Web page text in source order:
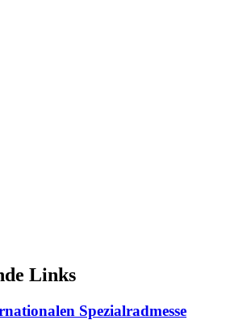
Links
Spezialradmesse